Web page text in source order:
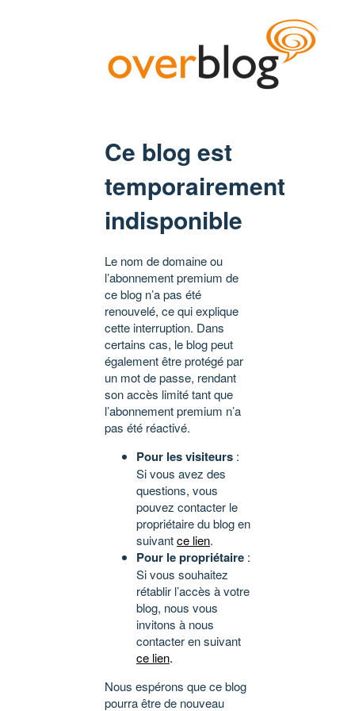
Ce blog est
temporairement
indisponible
Le nom de domaine ou
l’abonnement premium de
ce blog n’a pas été
renouvelé, ce qui explique
cette interruption. Dans
certains cas, le blog peut
également être protégé par
un mot de passe, rendant
son accès limité tant que
l’abonnement premium n’a
pas été réactivé.
Pour les visiteurs :
Si vous avez des
questions, vous
pouvez contacter le
propriétaire du blog en
suivantce lien.
Pour le propriétaire :
Si vous souhaitez
rétablir l’accès à votre
blog, nous vous
invitons à nous
contacter en suivant
ce lien.
Nous espérons que ce blog
pourra être de nouveau